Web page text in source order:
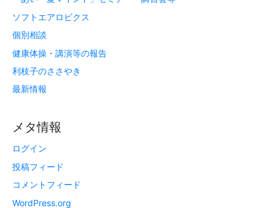
ソフトエアロビクス
個別相談
健康体操・講演等の報告
利枝子のささやき
最新情報
メタ情報
ログイン
投稿フィード
コメントフィード
WordPress.org